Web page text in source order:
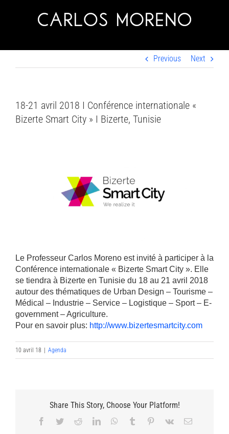
Previous Next
18-21 avril 2018 I Conférence internationale «
Bizerte Smart City » I Bizerte, Tunisie
Le Professeur Carlos Moreno est invité à participer à la
Conférence internationale « Bizerte Smart City ». Elle
se tiendra à Bizerte en Tunisie du 18 au 21 avril 2018
autour des thématiques de Urban Design – Tourisme –
Médical – Industrie – Service – Logistique – Sport – E-
government – Agriculture.
Pour en savoir plus: http://www.bizertesmartcity.com
10 avril 18 | Agenda
Share This Story, Choose Your Platform!
Facebook
TwitterRedditLinkedInWhatsApp
Tumblr Pinterest
Vk Email